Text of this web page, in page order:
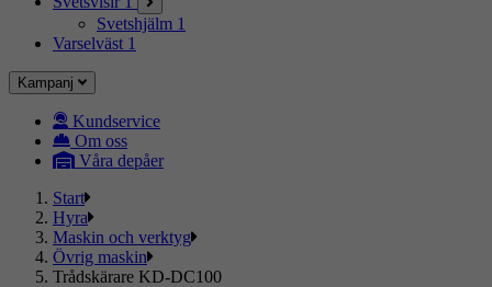
Svetshjälm 1
Varselväst 1
Kampanj
Kundservice
Om oss
Våra depåer
Start
Hyra
Maskin och verktyg
Övrig maskin
Trådskärare KD-DC100